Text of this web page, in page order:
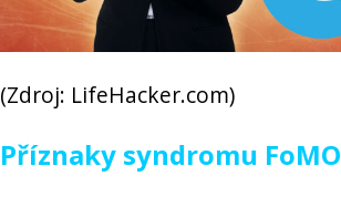
(Zdroj: LifeHacker.com)
Příznaky syndromu FoMO